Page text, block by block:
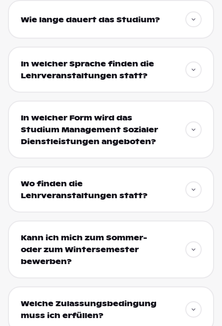
Wie lange dauert das Studium?
In welcher Sprache finden die
Lehrveranstaltungen statt?
In welcher Form wird das
Studium Management Sozialer
Dienstleistungen angeboten?
Wo finden die
Lehrveranstaltungen statt?
Kann ich mich zum Sommer-
oder zum Wintersemester
bewerben?
Welche Zulassungsbedingung
muss ich erfüllen?